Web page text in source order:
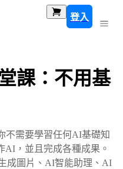
登入
課：不用基
不需要學習任何AI基礎知
AI，並且完成各種成果。
成圖片、AI智能助理、AI